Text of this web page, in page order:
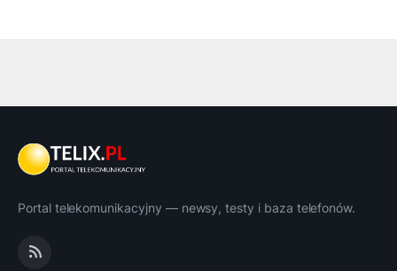
Portal telekomunikacyjny — newsy, testy i baza telefonów.